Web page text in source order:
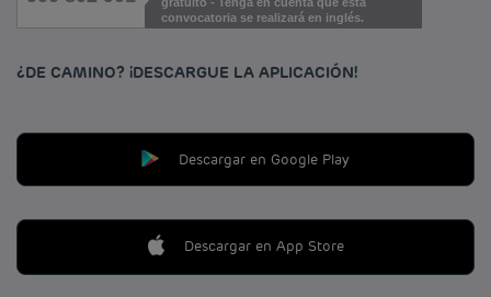
convocatoria se realizará en inglés.
¿DE CAMINO? ¡DESCARGUE LA APLICACIÓN!
Descargar en Google Play
Descargar en App Store